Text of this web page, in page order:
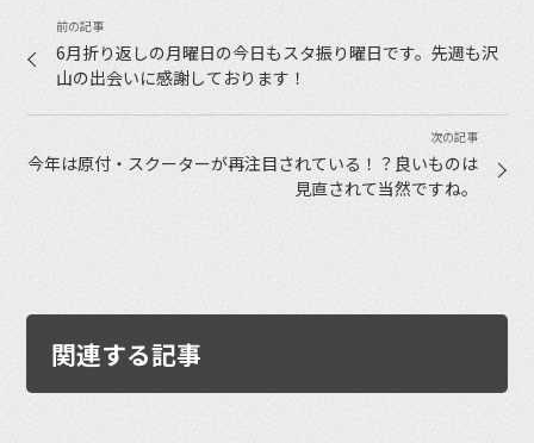
6月折り返しの月曜日の今日もスタ振り曜日です。先週も沢
山の出会いに感謝しております！
今年は原付・スクーターが再注目されている！？良いものは
見直されて当然ですね。
関連する記事